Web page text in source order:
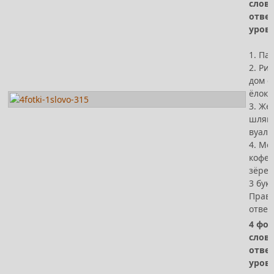
1.
2.
дом
ёлок,
3.
4.
зёрен
3
4